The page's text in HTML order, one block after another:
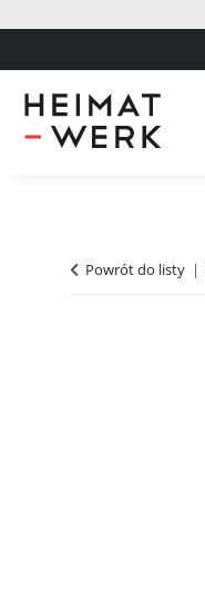
Powrót do listy